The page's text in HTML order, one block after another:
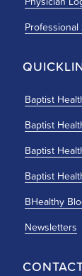
Professional
Baptist
Baptist
Baptist
Baptist
BHealthy
Newsletters